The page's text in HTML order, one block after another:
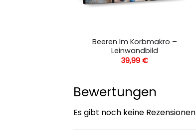
Beeren Im Korbmakro –
Leinwandbild
39,99€
Bewertungen
Es gibt noch keine Rezensionen